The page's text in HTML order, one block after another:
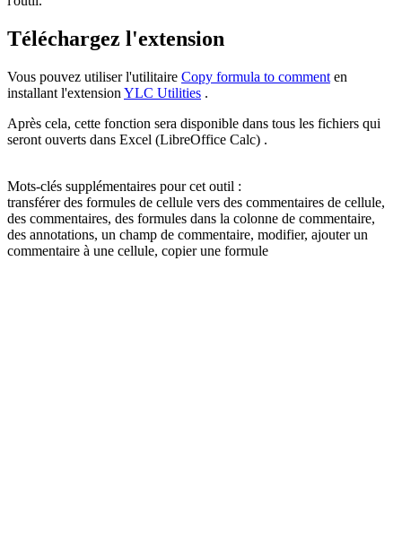
Téléchargez l'extension
Vous pouvez utiliser l'utilitaire Copy formula to comment en
installant l'extension YLC Utilities .
Après cela, cette fonction sera disponible dans tous les fichiers qui
seront ouverts dans Excel (LibreOffice Calc) .
Mots-clés supplémentaires pour cet outil :
transférer des formules de cellule vers des commentaires de cellule,
des commentaires, des formules dans la colonne de commentaire,
des annotations, un champ de commentaire, modifier, ajouter un
commentaire à une cellule, copier une formule